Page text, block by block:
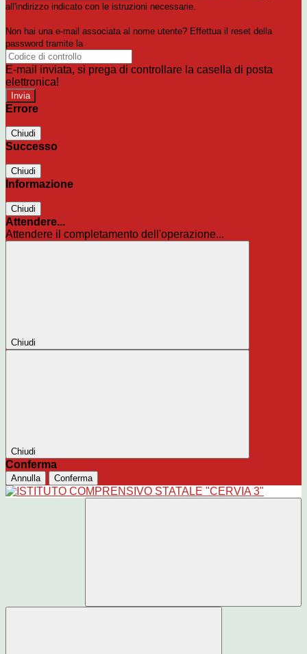
all'indirizzo indicato con le istruzioni necessarie.
Non hai una e-mail associata al nome utente? Effettua il reset della
password tramite la
E-mail inviata, si prega di controllare la casella di posta
elettronica!
Errore
Chiudi
Successo
Chiudi
Informazione
Chiudi
Attendere...
Attendere il completamento dell'operazione...
Chiudi
Chiudi
Conferma
Annulla Conferma